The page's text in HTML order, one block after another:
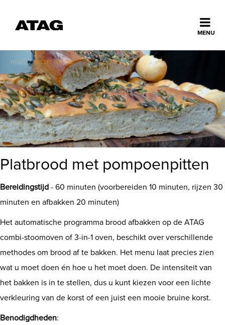
MENU
Home
Collectie
Ontdek ATAG
Shop
HOME / RECEPT-BROOD
Platbrood met pompoenpitten
Bereidingstijd - 60 minuten (voorbereiden 10 minuten, rijzen 30
minuten en afbakken 20 minuten)
Het automatische programma brood afbakken op de ATAG
combi-stoomoven of 3-in-1 oven, beschikt over verschillende
methodes om brood af te bakken. Het menu laat precies zien
wat u moet doen én hoe u het moet doen. De intensiteit van
het bakken is in te stellen, dus u kunt kiezen voor een lichte
verkleuring van de korst of een juist een mooie bruine korst.
Benodigdheden: